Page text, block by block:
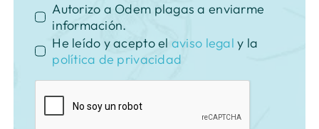
Autorizo a Odem plagas a enviarme
información.
He leído y acepto el aviso legal y la
política de privacidad